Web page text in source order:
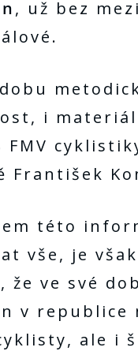
, už bez
i
FMV
František
této
vše, je
že ve své
v republice
ale i